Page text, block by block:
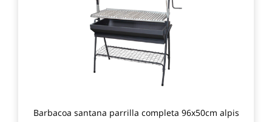
Barbacoa santana parrilla completa 96x50cm alpis